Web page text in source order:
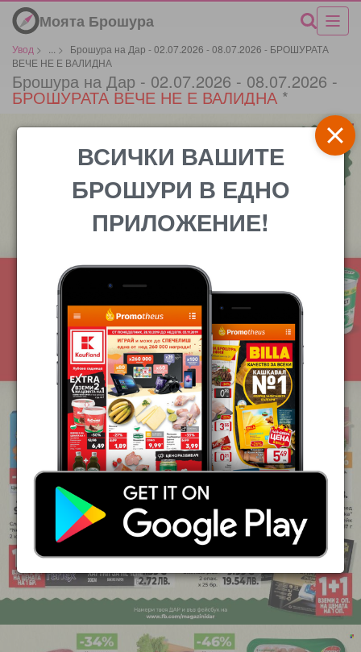
Моята Брошура
Увод > >
Брошура на Дар - 02.07.2026 - 08.07.2026 - БРОШУРАТА
ВЕЧЕ НЕ Е ВАЛИДНА
Брошура на Дар - 02.07.2026 - 08.07.2026 -
БРОШУРАТА ВЕЧЕ НЕ Е ВАЛИДНА *
ВСИЧКИ ВАШИТЕ
БРОШУРИ В ЕДНО
ПРИЛОЖЕНИЕ!